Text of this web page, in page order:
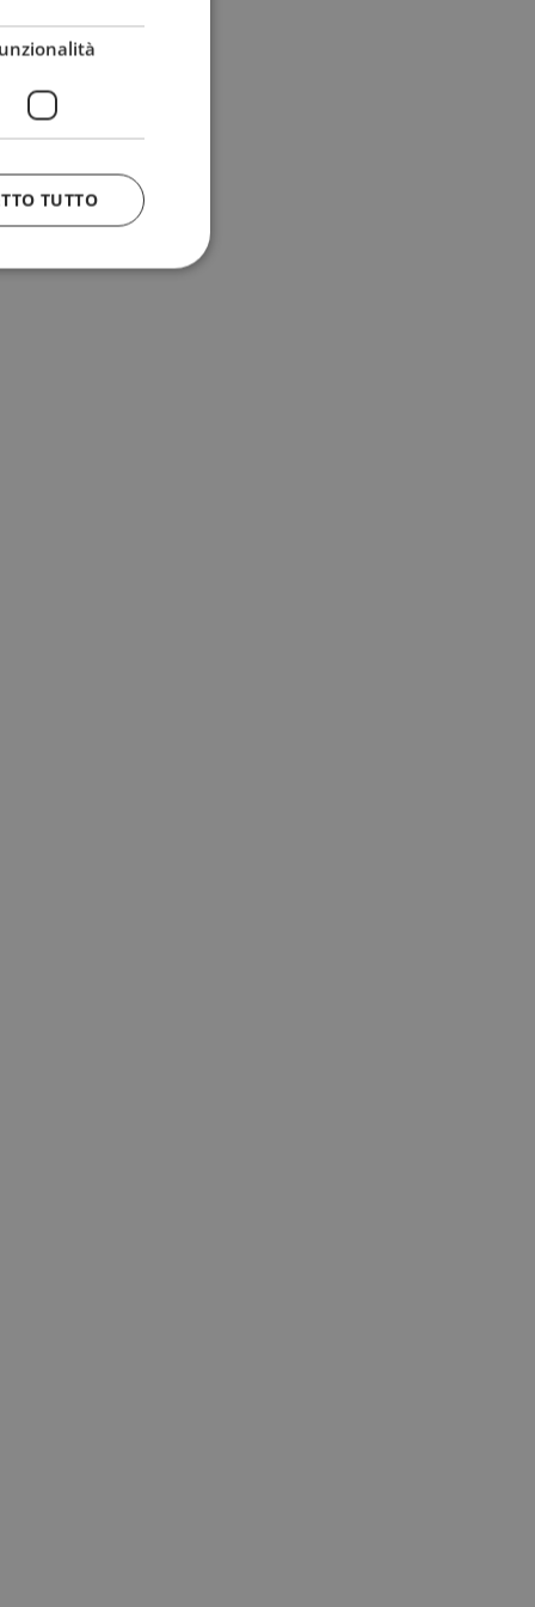
TUTTO
la gestione
cookie
viene
sua analisi dei
al fine di
l'utilizzo
supporta
domini.
le preferenze di
È necessario
di siti
e misurare le
che si
che imposta il
di siti
e misurare le
che si
che imposta il
di Google) per
i cookie.